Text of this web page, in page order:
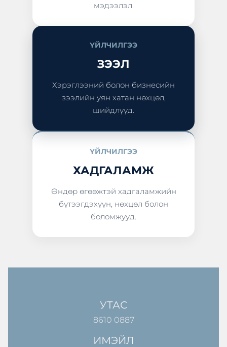
мэдээлэл.
ҮЙЛЧИЛГЭЭ
ЗЭЭЛ
Хэрэглээний болон бизнесийн
зээлийн уян хатан нөхцөл,
шийдлүүд.
ҮЙЛЧИЛГЭЭ
ХАДГАЛАМЖ
Өндөр өгөөжтэй хадгаламжийн
бүтээгдэхүүн, нөхцөл болон
боломжууд.
УТАС
8610 0887
ИМЭЙЛ